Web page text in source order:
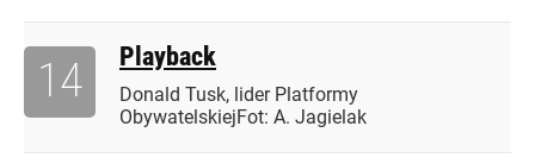
Playback
Donald Tusk, lider Platformy
ObywatelskiejFot: A. Jagielak
14